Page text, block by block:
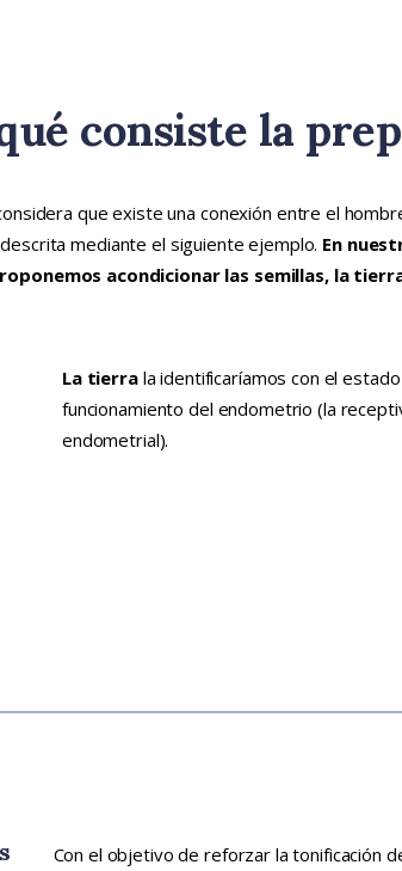
consiste la
que existe una conexión entre el
mediante el siguiente ejemplo. En
acondicionar las semillas, la
La tierrala identificaríamos con el
funcionamiento del endometrio (la
endometrial).
Con el objetivo de reforzar la tonificación